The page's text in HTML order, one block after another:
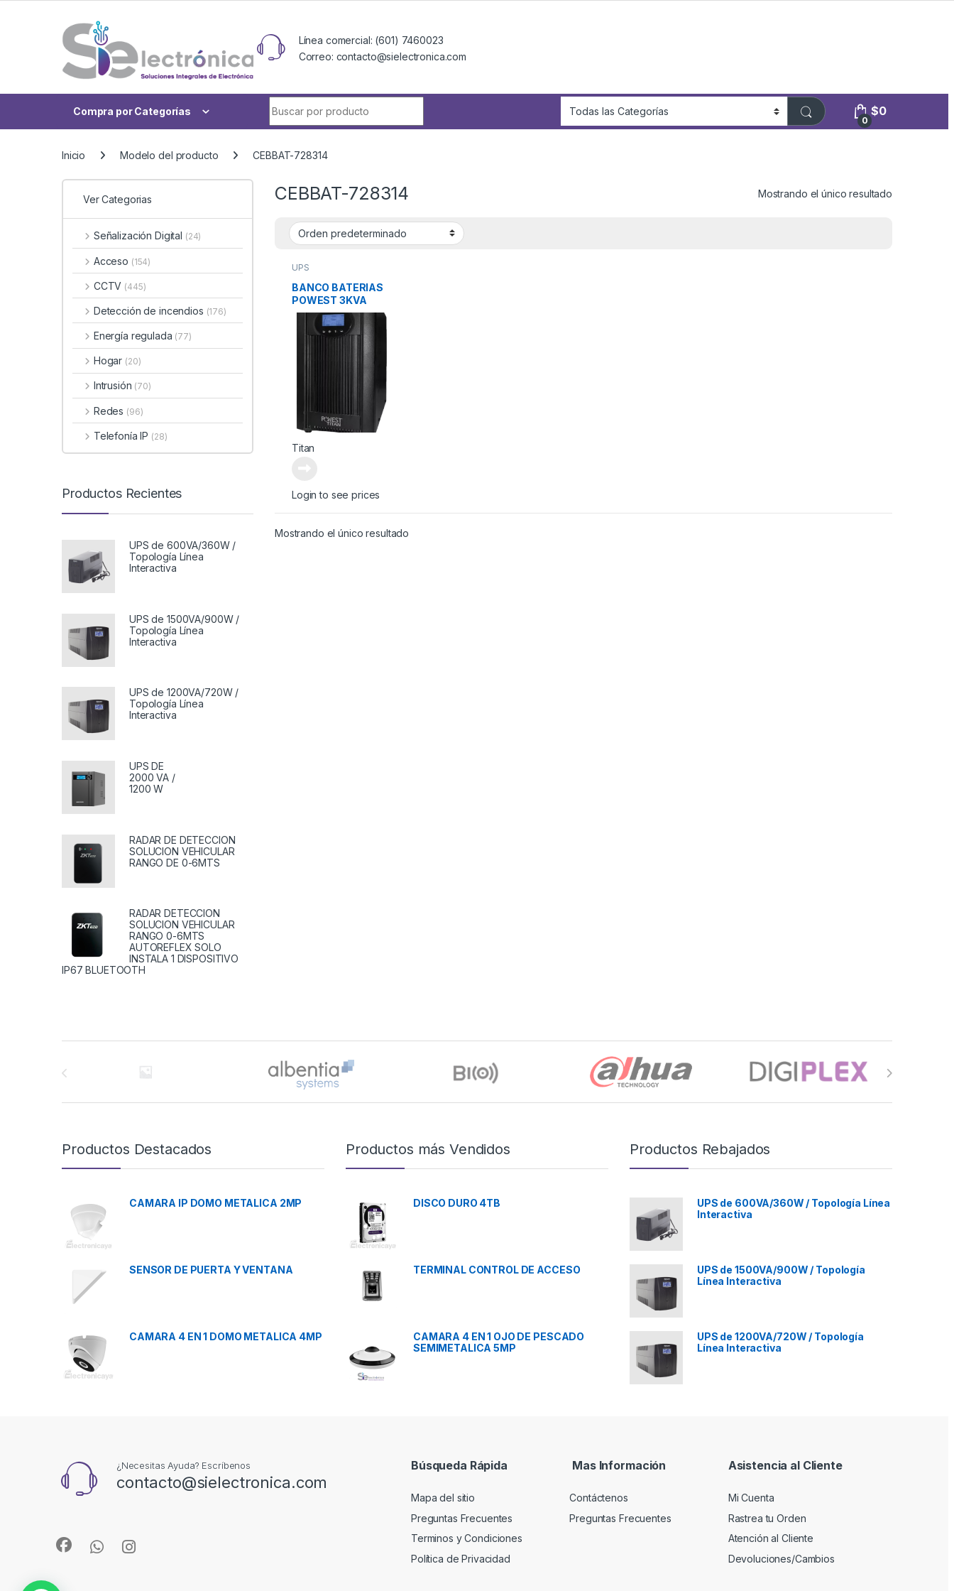
Línea comercial: (601) 7460023
Correo: contacto@sielectronica.com
Compra por Categorías
0
$0
Inicio Modelo del producto CEBBAT-728314
CEBBAT-728314 Mostrando el único resultado
UPS
BANCO BATERIAS
POWEST 3KVA
Titan
Login to see prices
Mostrando el único resultado
Ver Categorias
Señalización Digital (24)
Acceso (154)
CCTV (445)
Detección de incendios (176)
Energía regulada (77)
Hogar (20)
Intrusión (70)
Redes (96)
Telefonía IP (28)
Productos Recientes
UPS de 600VA/360W /
Topología Línea
Interactiva
UPS de 1500VA/900W /
Topología Línea
Interactiva
UPS de 1200VA/720W /
Topología Línea
Interactiva
UPS DE
2000 VA /
1200 W
RADAR DE DETECCION
SOLUCION VEHICULAR
RANGO DE 0-6MTS
RADAR DETECCION
SOLUCION VEHICULAR
RANGO 0-6MTS
AUTOREFLEX SOLO
INSTALA 1 DISPOSITIVO
IP67 BLUETOOTH
Productos Destacados
CAMARA IP DOMO METALICA 2MP
SENSOR DE PUERTA Y VENTANA
CAMARA 4 EN 1 DOMO METALICA 4MP
Productos más Vendidos
DISCO DURO 4TB
TERMINAL CONTROL DE ACCESO
CAMARA 4 EN 1 OJO DE PESCADO
SEMIMETALICA 5MP
Productos Rebajados
UPS de 600VA/360W / Topología Línea
Interactiva
UPS de 1500VA/900W / Topología
Línea Interactiva
UPS de 1200VA/720W / Topología
Línea Interactiva
¿Necesitas Ayuda? Escríbenos
contacto@sielectronica.com
Búsqueda Rápida
Mapa del sitio
Preguntas Frecuentes
Terminos y Condiciones
Política de Privacidad
Mas Información
Contáctenos
Preguntas Frecuentes
Asistencia al Cliente
Mi Cuenta
Rastrea tu Orden
Atención al Cliente
Devoluciones/Cambios